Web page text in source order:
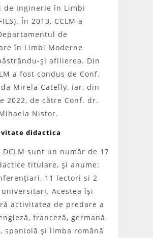
de Inginerie în Limbi
În 2013, CCLM a
de
în Limbi Moderne
şi afilierea. Din
a fost condus de Conf.
Mirela Catelly, iar, din
2022, de către Conf. dr.
Nistor.
didactica
sunt un număr de 17
titulare, şi anume:
11 lectori si 2
Acestea îşi
activitatea de predare a
franceză, germană,
spaniolă şi limba română